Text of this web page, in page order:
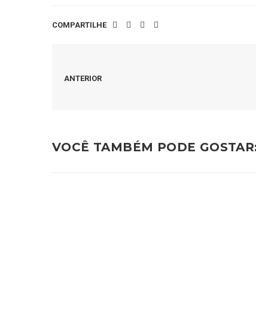
COMPARTILHE
ANTERIOR
VOCÊ TAMBÉM PODE